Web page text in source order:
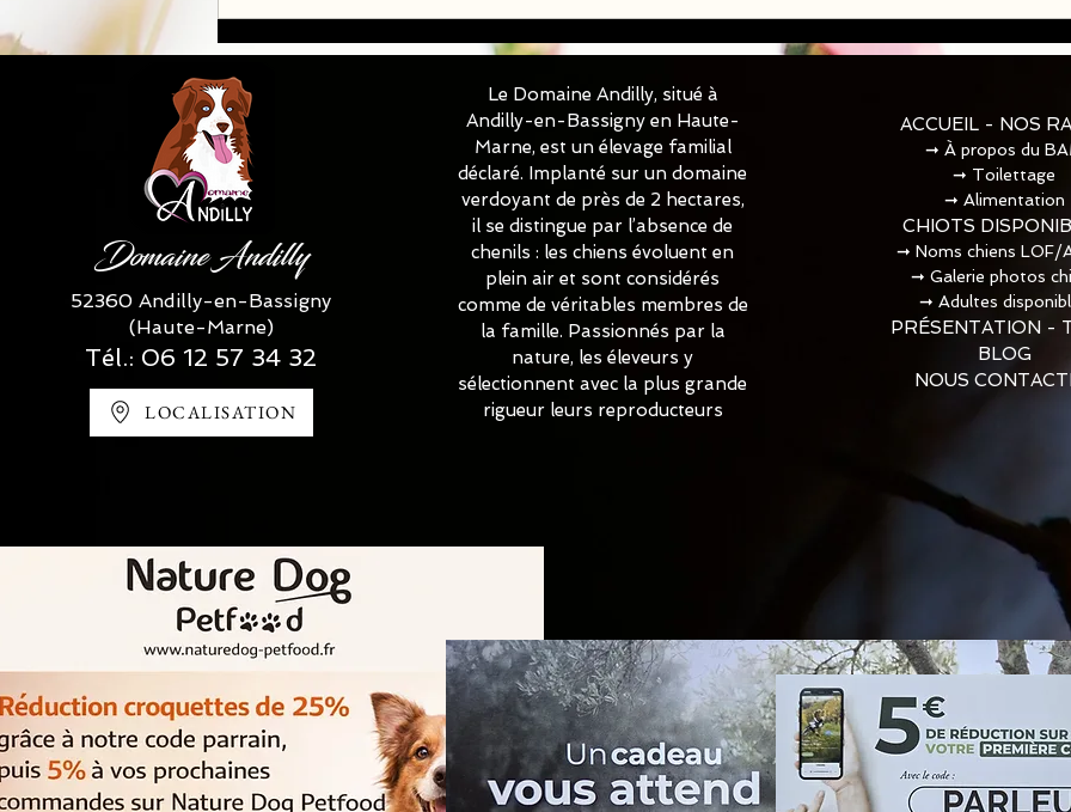
♀️♂️✅✅✅
✅✅✅
Domaine Andilly
52360 Andilly-en-Bassigny
(Haute-Marne)
Tél.: 06 12 57 34 32
LOCALISATION
Le Domaine Andilly, situé à
Andilly-en-Bassigny en Haute-
Marne, est un élevage familial
déclaré. Implanté sur un domaine
verdoyant de près de 2 hectares,
il se distingue par l’absence de
chenils : les chiens évoluent en
plein air et sont considérés
comme de véritables membres de
la famille. Passionnés par la
nature, les éleveurs y
sélectionnent avec la plus grande
rigueur leurs reproducteurs
ACCUEIL - NOS
➞ À propos du
➞ Toilettage​
➞ Alimentation
CHIOTS
➞ Noms chiens LOF/
➞ Galerie photos
➞ Adultes
PRÉSENTATION -
BLOG
NOUS